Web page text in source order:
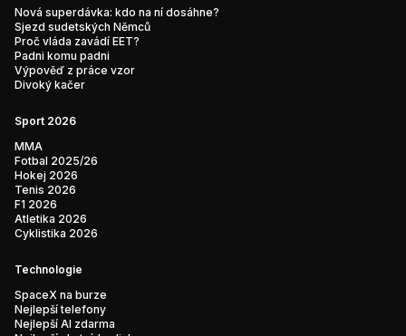
Nová superdávka: kdo na ní dosáhne?
Sjezd sudetských Němců
Proč vláda zavádí EET?
Padni komu padni
Výpověď z práce vzor
Divoký kačer
Sport 2026
MMA
Fotbal 2025/26
Hokej 2026
Tenis 2026
F1 2026
Atletika 2026
Cyklistika 2026
Technologie
SpaceX na burze
Nejlepší telefony
Nejlepší AI zdarma